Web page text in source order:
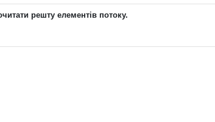
решту елементів потоку.